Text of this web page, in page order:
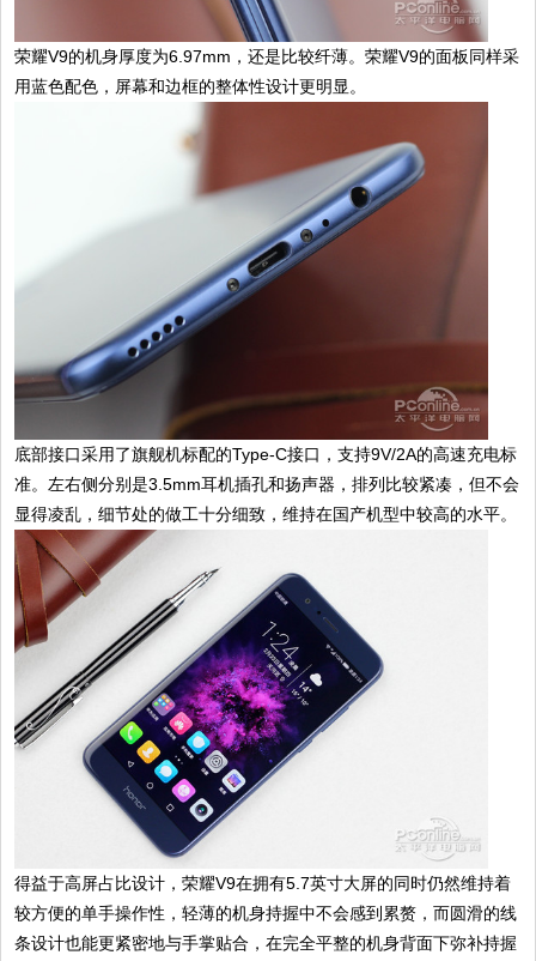
荣耀V9的机身厚度为6.97mm，还是比较纤薄。荣耀V9的面板同样采
用蓝色配色，屏幕和边框的整体性设计更明显。
底部接口采用了旗舰机标配的Type-C接口，支持9V/2A的高速充电标
准。左右侧分别是3.5mm耳机插孔和扬声器，排列比较紧凑，但不会
显得凌乱，细节处的做工十分细致，维持在国产机型中较高的水平。
得益于高屏占比设计，荣耀V9在拥有5.7英寸大屏的同时仍然维持着
较方便的单手操作性，轻薄的机身持握中不会感到累赘，而圆滑的线
条设计也能更紧密地与手掌贴合，在完全平整的机身背面下弥补持握